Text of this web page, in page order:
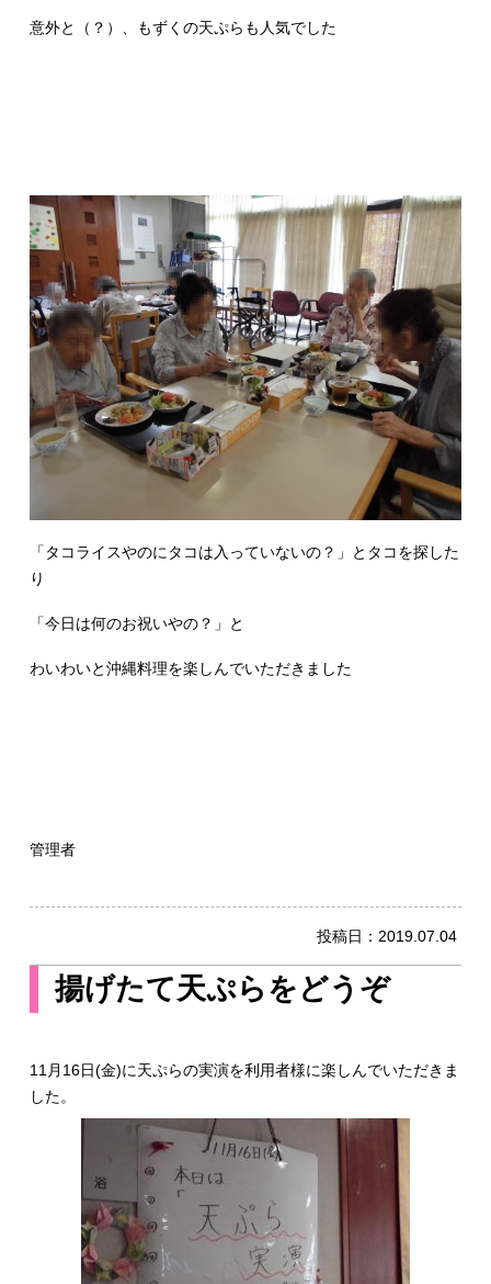
意外と（？）、もずくの天ぷらも人気でした
「タコライスやのにタコは入っていないの？」とタコを探した
り
「今日は何のお祝いやの？」と
わいわいと沖縄料理を楽しんでいただきました
管理者
投稿日： 2019.07.04
揚げたて天ぷらをどうぞ
11月16日(金)に天ぷらの実演を利用者様に楽しんでいただきま
した。